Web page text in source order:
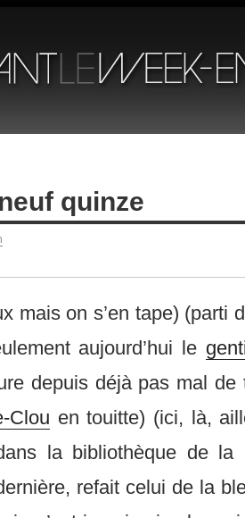
quinze
mais on s’en tape) (parti
aujourd’hui le
depuis déjà pas mal de
Clou en touitte) (ici, là,
la bibliothèque de la
refait celui de la